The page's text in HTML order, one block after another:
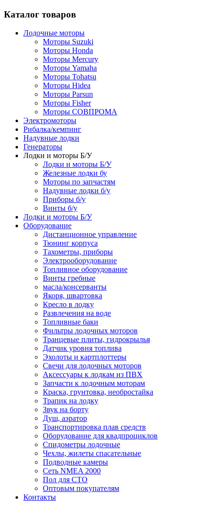
Каталог товаров
Лодочные моторы
Моторы Suzuki
Моторы Honda
Моторы Mercury
Моторы Yamaha
Моторы Tohatsu
Моторы Hidea
Моторы Parsun
Моторы Fisher
Моторы СОВПРОМА
Электромоторы
Рибалка/кемпинг
Надувные лодки
Генераторы
Лодки и моторы Б/У
Лодки и моторы Б/У
Железные лодки бу
Моторы по запчастям
Надувные лодки б/у
Приборы б/у
Винты б/у
Лодки и моторы Б/У
Оборудование
Дистанционное управление
Тюнинг корпуса
Тахометры, приборы
Электрооборудование
Топливное оборудование
Винты гребные
масла/консерванты
Якоря, швартовка
Кресло в лодку
Развлечения на воде
Топливные баки
Фильтры лодочных моторов
Транцевые плиты, гидрокрылья
Датчик уровня топлива
Эхолоты и картплоттеры
Cвечи для лодочных моторов
Аксессуары к лодкам из ПВХ
Запчасти к лодочным моторам
Краска, грунтовка, необростайка
Трапик на лодку
Звук на борту
Душ, аэратор
Транспортировка плав средств
Оборудование для квадпроциклов
Спидометры лодочные
Чехлы, жилеты спасательные
Подводные камеры
Сеть NMEA 2000
Пол для СТО
Оптовым покупателям
Контакты